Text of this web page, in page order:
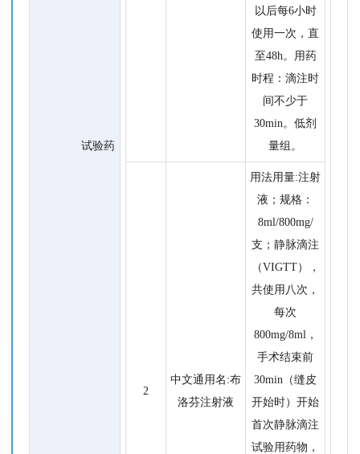
试验药
以后每6小时
使用一次，直
至48h。用药
时程：滴注时
间不少于
30min。低剂
量组。
2
中文通用名:布
洛芬注射液
用法用量:注射
液；规格：
8ml/800mg/
支；静脉滴注
（VIGTT），
共使用八次，
每次
800mg/8ml，
手术结束前
30min（缝皮
开始时）开始
首次静脉滴注
试验用药物，